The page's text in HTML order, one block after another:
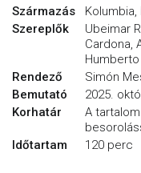
Származás
Szereplők
Ubeimar
Cardona,
Rendező
Simón
Bemutató
2025.
Korhatár
A
Időtartam
120 perc